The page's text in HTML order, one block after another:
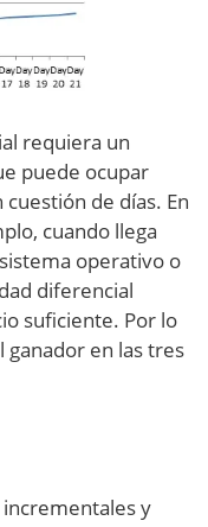
requiera un
puede ocupar
de días. En
cuando llega
operativo o
diferencial
suficiente. Por lo
en las tres
y